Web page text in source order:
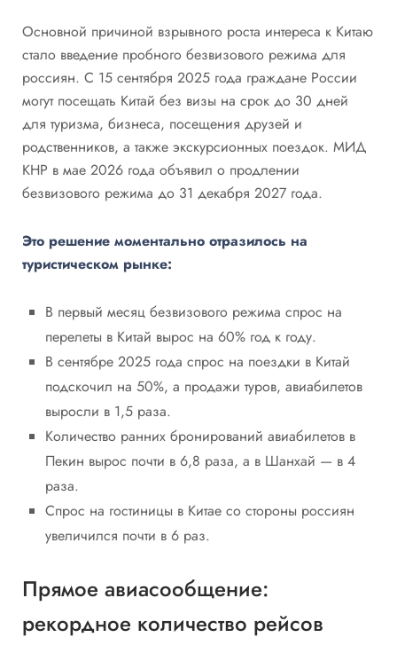
Основной причиной взрывного роста интереса к Китаю
стало введение пробного безвизового режима для
россиян. С 15 сентября 2025 года граждане России
могут посещать Китай без визы на срок до 30 дней
для туризма, бизнеса, посещения друзей и
родственников, а также экскурсионных поездок. МИД
КНР в мае 2026 года объявил о продлении
безвизового режима до 31 декабря 2027 года.
Это решение моментально отразилось на
туристическом рынке:
В первый месяц безвизового режима спрос на
перелеты в Китай вырос на 60% год к году.
В сентябре 2025 года спрос на поездки в Китай
подскочил на 50%, а продажи туров, авиабилетов
выросли в 1,5 раза.
Количество ранних бронирований авиабилетов в
Пекин вырос почти в 6,8 раза, а в Шанхай — в 4
раза.
Спрос на гостиницы в Китае со стороны россиян
увеличился почти в 6 раз.
Прямое авиасообщение:
рекордное количество рейсов